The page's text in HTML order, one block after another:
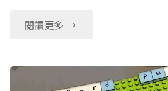
閱讀更多
"幼
園